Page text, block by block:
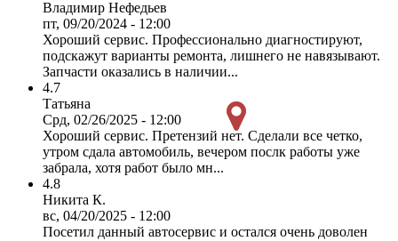
Владимир Нефедьев
пт, 09/20/2024 - 12:00
Хороший сервис. Профессионально диагностируют,
подскажут варианты ремонта, лишнего не навязывают.
Запчасти оказались в наличии...
4.7
Татьяна
Срд, 02/26/2025 - 12:00
Хороший сервис. Претензий нет. Сделали все четко,
утром сдала автомобиль, вечером послк работы уже
забрала, хотя работ было мн...
4.8
Никита К.
вс, 04/20/2025 - 12:00
Посетил данный автосервис и остался очень доволен